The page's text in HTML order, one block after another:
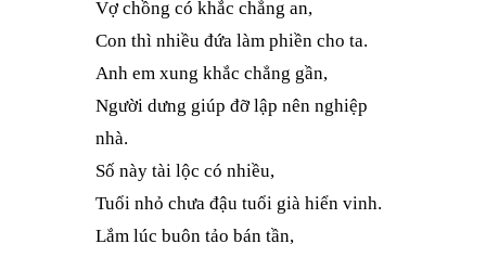
Vợ chồng có khắc chẳng an,
Con thì nhiều đứa làm phiền cho ta.
Anh em xung khắc chẳng gần,
Người dưng giúp đỡ lập nên nghiệp
nhà.
Số này tài lộc có nhiều,
Tuổi nhỏ chưa đậu tuổi già hiển vinh.
Lắm lúc buôn tảo bán tần,